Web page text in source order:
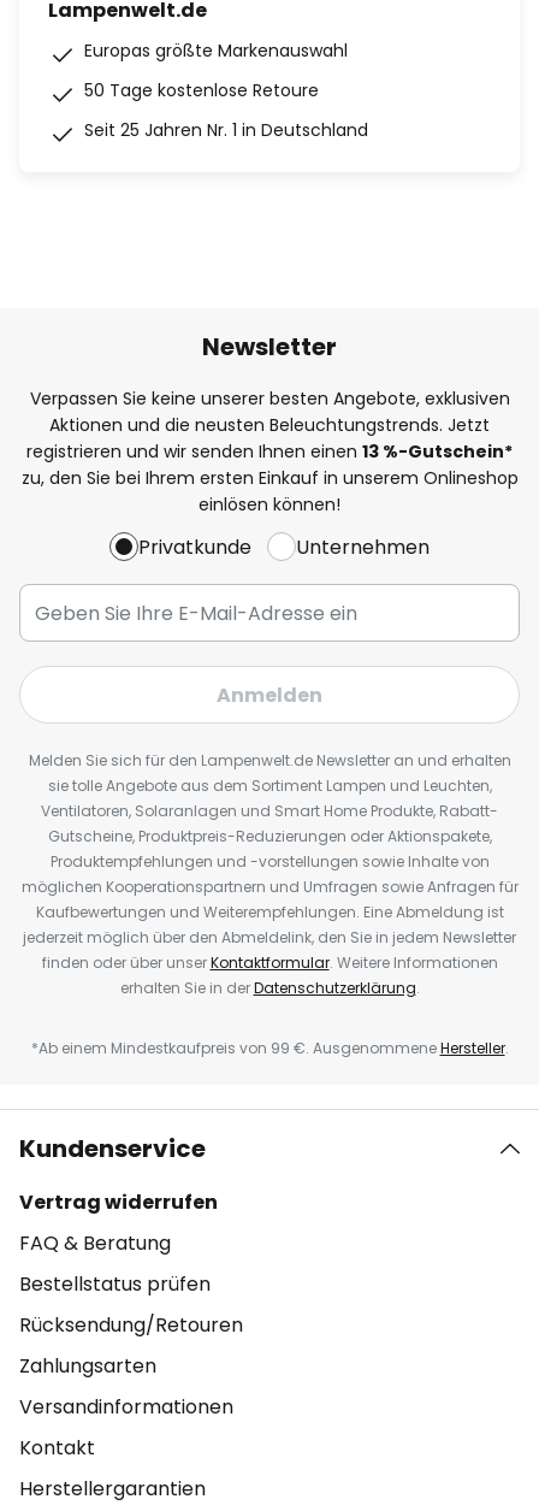
Lampenwelt.de
Europas größte Markenauswahl
50 Tage kostenlose Retoure
Seit 25 Jahren Nr. 1 in Deutschland
Newsletter
Verpassen Sie keine unserer besten Angebote, exklusiven
Aktionen und die neusten Beleuchtungstrends. Jetzt
registrieren und wir senden Ihnen einen 13 %-Gutschein*
zu, den Sie bei Ihrem ersten Einkauf in unserem Onlineshop
einlösen können!
Privatkunde Unternehmen
Anmelden
Melden Sie sich für den Lampenwelt.de Newsletter an und erhalten
sie tolle Angebote aus dem Sortiment Lampen und Leuchten,
Ventilatoren, Solaranlagen und Smart Home Produkte, Rabatt-
Gutscheine, Produktpreis-Reduzierungen oder Aktionspakete,
Produktempfehlungen und -vorstellungen sowie Inhalte von
möglichen Kooperationspartnern und Umfragen sowie Anfragen für
Kaufbewertungen und Weiterempfehlungen. Eine Abmeldung ist
jederzeit möglich über den Abmeldelink, den Sie in jedem Newsletter
finden oder über unserKontaktformular. Weitere Informationen
erhalten Sie in derDatenschutzerklärung.
*Ab einem Mindestkaufpreis von 99 €. AusgenommeneHersteller.
Kundenservice
Vertrag widerrufen
FAQ & Beratung
Bestellstatus prüfen
Rücksendung/Retouren
Zahlungsarten
Versandinformationen
Kontakt
Herstellergarantien